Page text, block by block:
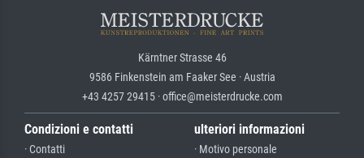
Kärntner Strasse 46
9586 Finkenstein am Faaker See · Austria
+43 4257 29415 · office@meisterdrucke.com
Condizioni e contatti
· Contatti
ulteriori informazioni
· Motivo personale